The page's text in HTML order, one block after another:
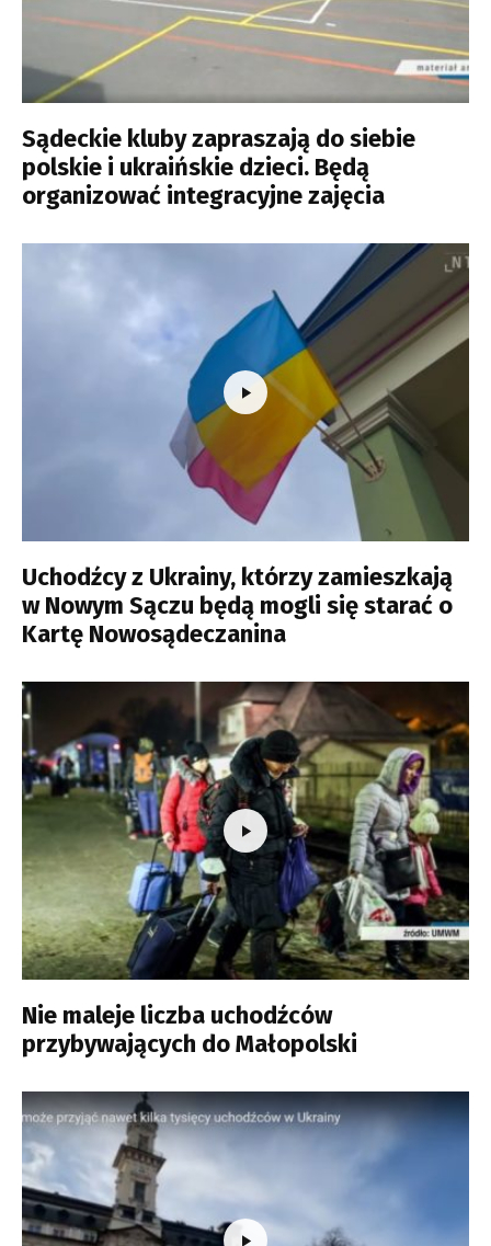
Sądeckie kluby zapraszają do siebie
polskie i ukraińskie dzieci. Będą
organizować integracyjne zajęcia
Uchodźcy z Ukrainy, którzy zamieszkają
w Nowym Sączu będą mogli się starać o
Kartę Nowosądeczanina
Nie maleje liczba uchodźców
przybywających do Małopolski